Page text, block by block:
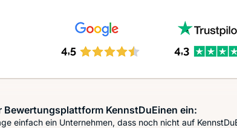
Bewertungsplattform KennstDuEinen ein:
einfach ein Unternehmen, dass noch nicht auf